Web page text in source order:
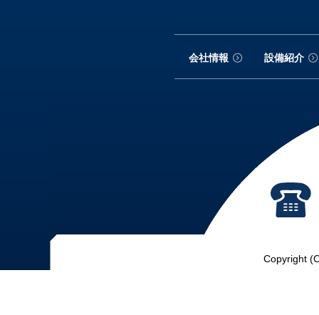
会社情報 設備紹介
Copyright